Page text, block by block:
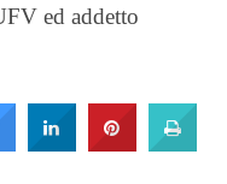
ed addetto